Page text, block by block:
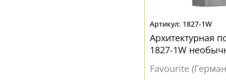
1827-1W
Архитектурная
1827-1W
Favourite